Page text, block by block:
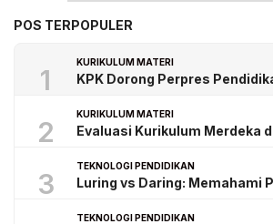
POS TERPOPULER
1
KURIKULUM MATERI
KPK Dorong Perpres
2
KURIKULUM MATERI
Evaluasi Kurikulum Merdeka
3
TEKNOLOGI PENDIDIKAN
Luring vs Daring: Memahami
TEKNOLOGI PENDIDIKAN